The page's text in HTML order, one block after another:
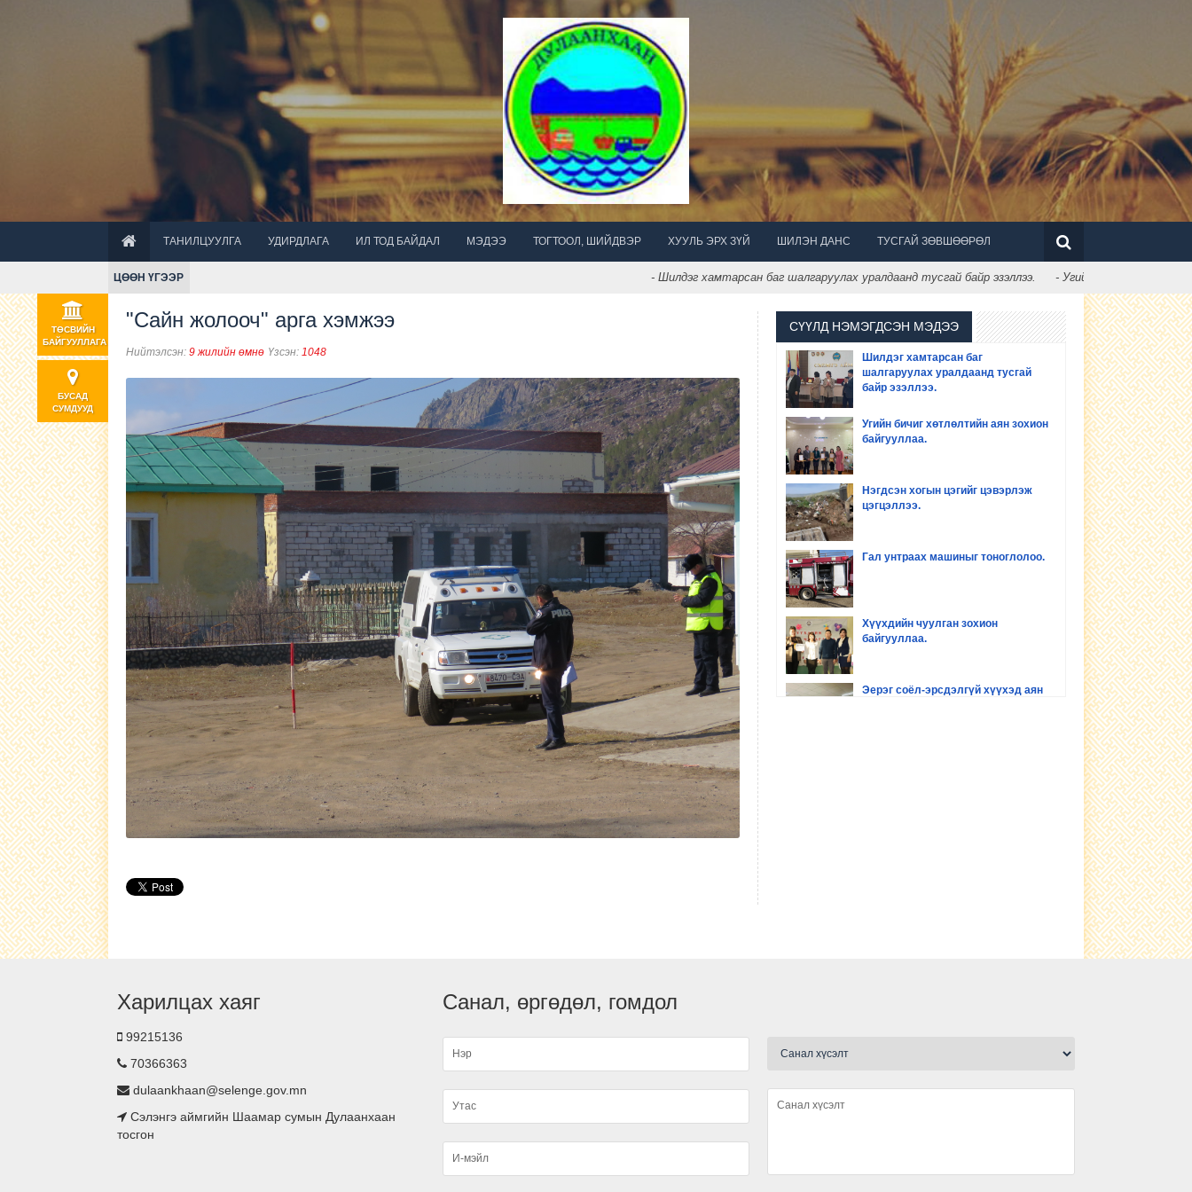
ТАНИЛЦУУЛГА УДИРДЛАГА ИЛ ТОД БАЙДАЛ МЭДЭЭ ТОГТООЛ, ШИЙДВЭР ХУУЛЬ ЭРХ ЗҮЙ ШИЛЭН ДАНС ТУСГАЙ ЗӨВШӨӨРӨЛ
ЦӨӨН ҮГЭЭР - Шилдэг хамтарсан баг шалгаруулах уралдаанд тусгай байр эзэллээ. - Угийн бичиг хөтлөлтийн
БУСАД
СУМДУУД
ТӨСВИЙН
БАЙГУУЛЛАГА
"Сайн жолооч" арга хэмжээ
Нийтэлсэн: 9 жилийн өмнө Үзсэн: 1048
СҮҮЛД НЭМЭГДСЭН МЭДЭЭ
Шилдэг хамтарсан баг
шалгаруулах уралдаанд тусгай
байр эзэллээ.
Угийн бичиг хөтлөлтийн аян зохион
байгууллаа.
Нэгдсэн хогын цэгийг цэвэрлэж
цэгцэллээ.
Гал унтраах машиныг тоноглолоо.
Хүүхдийн чуулган зохион
байгууллаа.
Эерэг соёл-эрсдэлгүй хүүхэд аян
Харилцах хаяг
99215136
70366363
dulaankhaan@selenge.gov.mn
Сэлэнгэ аймгийн Шаамар сумын Дулаанхаан
тосгон
Санал, өргөдөл, гомдол